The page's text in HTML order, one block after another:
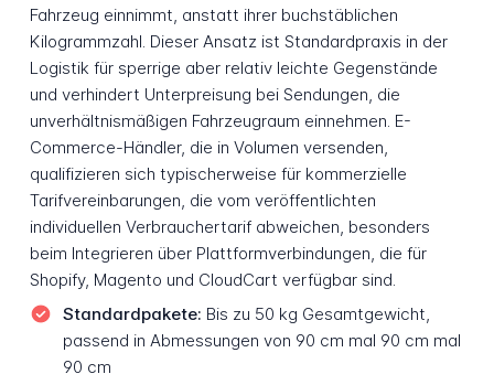
Fahrzeug einnimmt, anstatt ihrer buchstäblichen
Kilogrammzahl. Dieser Ansatz ist Standardpraxis in der
Logistik für sperrige aber relativ leichte Gegenstände
und verhindert Unterpreisung bei Sendungen, die
unverhältnismäßigen Fahrzeugraum einnehmen. E-
Commerce-Händler, die in Volumen versenden,
qualifizieren sich typischerweise für kommerzielle
Tarifvereinbarungen, die vom veröffentlichten
individuellen Verbrauchertarif abweichen, besonders
beim Integrieren über Plattformverbindungen, die für
Shopify, Magento und CloudCart verfügbar sind.
Standardpakete: Bis zu 50 kg Gesamtgewicht,
passend in Abmessungen von 90 cm mal 90 cm mal
90 cm